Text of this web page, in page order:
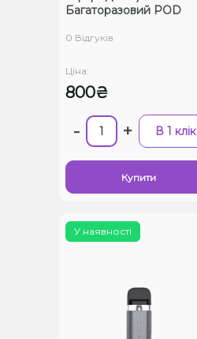
Багаторазовий POD
0 Відгуків
Ціна:
800₴
- + В 1 клік
Купити
У наявності